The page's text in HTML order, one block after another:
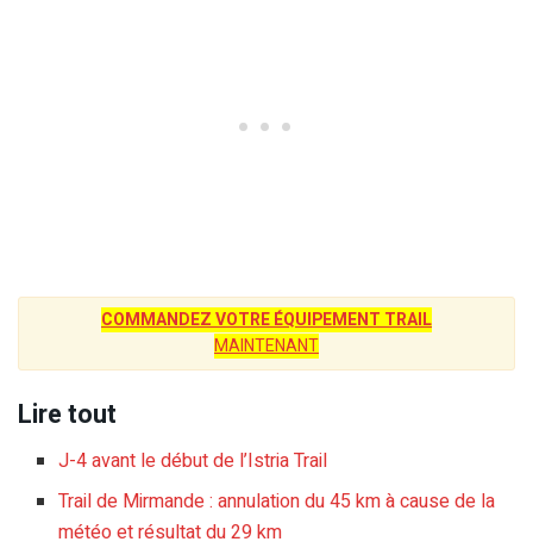
COMMANDEZ VOTRE ÉQUIPEMENT TRAIL
MAINTENANT
Lire tout
J-4 avant le début de l’Istria Trail
Trail de Mirmande : annulation du 45 km à cause de la
météo et résultat du 29 km